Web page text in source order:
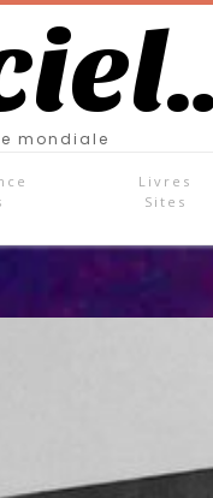
mondiale
Livres
Sites